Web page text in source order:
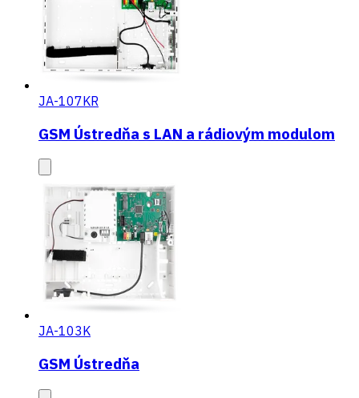
JA-107KR
GSM Ústredňa s LAN a rádiovým modulom
JA-103K
GSM Ústredňa